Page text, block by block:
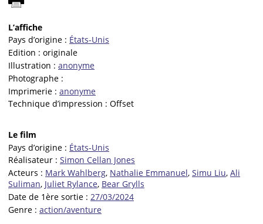
L’affiche
Pays d’origine : États-Unis
Edition : originale
Illustration : anonyme
Photographe :
Imprimerie : anonyme
Technique d’impression : Offset
Le film
Pays d’origine : États-Unis
Réalisateur : Simon Cellan Jones
Acteurs : Mark Wahlberg, Nathalie Emmanuel, Simu Liu, Ali
Suliman, Juliet Rylance, Bear Grylls
Date de 1ère sortie : 27/03/2024
Genre : action/aventure